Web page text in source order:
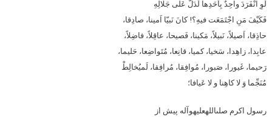
لَوِ انْفَرَدَ واحِدٌ بِاَحَدِها لَدَلَّ عَلى جَلالِهِ
فَكَيْفَ مَنِ اجْتَمَعَت فيهِ؟! كانَ نَبيّا اَمينا، صادِقا،
حاذِقا، اَصيلاً، نَبيلاً، مَكينا، فَصيحا، عاقِلاً، فاضِلاً،
عابِدا، زاهِدا، سَخيا، كميا، قانِعا، مُتَواضِعا، حَليما،
رَحيما، غَيورا، صَبورا، مُوافِقا، مُرافِقا، لَميُخالِطْ
مُنَجِّما وَ لا كاهِنا و لا عَيافا؛
رسول اكرم صلى‏الله‏عليه‏و‏آله پيش از